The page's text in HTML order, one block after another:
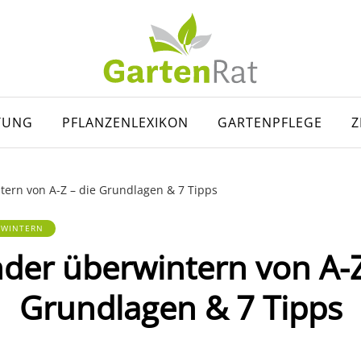
PFLANZENLEXIKON GARTENPFLEGE
von A-Z – die Grundlagen & 7 Tipps
überwintern von A-
Grundlagen & 7 Tipps